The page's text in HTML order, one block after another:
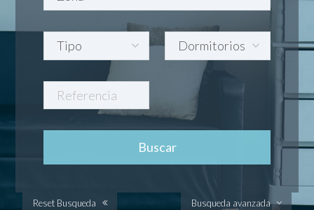
Busqueda avanzada
Reset Busqueda